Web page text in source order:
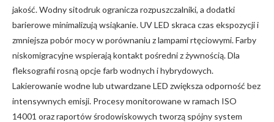
jakość. Wodny sitodruk ogranicza rozpuszczalniki, a dodatki
barierowe minimalizują wsiąkanie. UV LED skraca czas ekspozycji i
zmniejsza pobór mocy w porównaniu z lampami rtęciowymi. Farby
niskomigracyjne wspierają kontakt pośredni z żywnością. Dla
fleksografii rosną opcje farb wodnych i hybrydowych.
Lakierowanie wodne lub utwardzane LED zwiększa odporność bez
intensywnych emisji. Procesy monitorowane w ramach ISO
14001 oraz raportów środowiskowych tworzą spójny system